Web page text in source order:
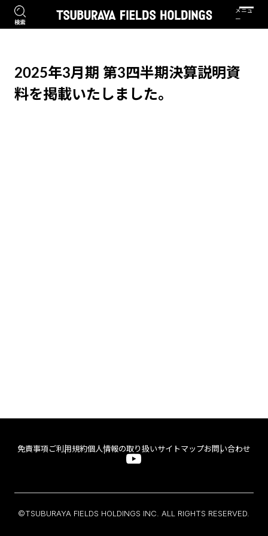
2025年3月期 第3四半期決算説明資
料を掲載いたしました。
免責事項 ご利用規約個人情報の取り扱いサイトマップお問い合わせ
©TSUBURAYA FIELDS HOLDINGS INC. ALL RIGHTS RESERVED.